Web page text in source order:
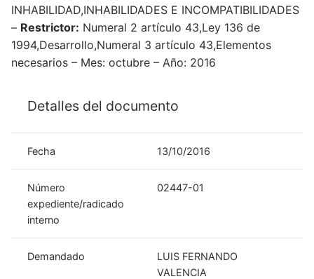
INHABILIDAD,INHABILIDADES E INCOMPATIBILIDADES
– Restrictor: Numeral 2 artículo 43,Ley 136 de
1994,Desarrollo,Numeral 3 artículo 43,Elementos
necesarios – Mes: octubre – Año: 2016
Detalles del documento
Fecha 13/10/2016
Número
expediente/radicado
interno
02447-01
Demandado
LUIS FERNANDO
VALENCIA